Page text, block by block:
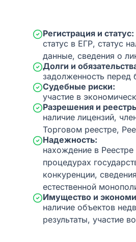
Регистрация и статус:
статус в ЕГР, статус
данные, сведения о
Долги и
задолженность
Судебные риски:
участие в
Разрешения и
наличие лицензий,
Торговом реестре,
Надежность:
нахождение в
процедурах
конкуренции,
естественной
Имущество и
наличие объектов
результаты, участие